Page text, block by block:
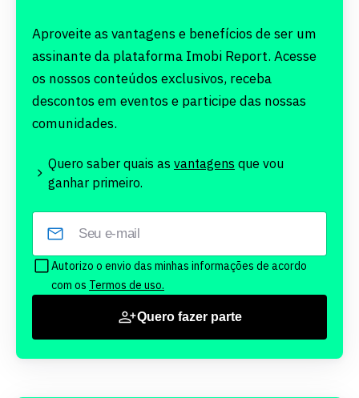
Aproveite as vantagens e benefícios de ser um
assinante da plataforma Imobi Report. Acesse
os nossos conteúdos exclusivos, receba
descontos em eventos e participe das nossas
comunidades.
Quero saber quais as vantagens que vou
ganhar primeiro.
Autorizo o envio das minhas informações de acordo
com os Termos de uso.
Quero fazer parte